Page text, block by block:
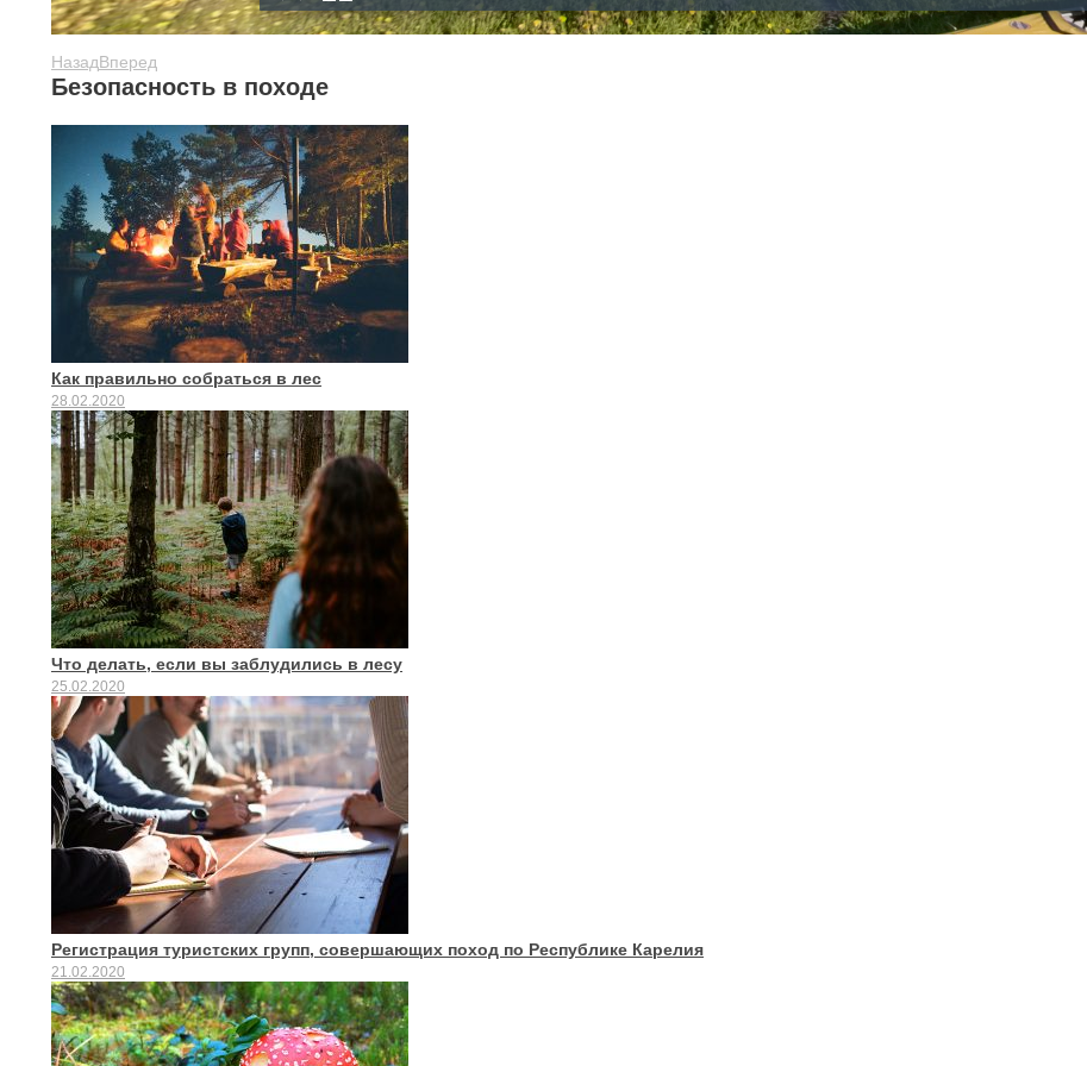
НазадВперед
Безопасность в походе
Как правильно собраться в лес
28.02.2020
Что делать, если вы заблудились в лесу
25.02.2020
Регистрация туристских групп, совершающих поход по Республике Карелия
21.02.2020